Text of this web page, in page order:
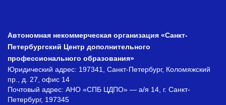
Автономная некоммерческая организация «Санкт-
Петербургский Центр дополнительного
профессионального образования»
Юридический адрес: 197341, Санкт-Петербург, Коломяжский
пр., д. 27, офис 14
Почтовый адрес: АНО «СПБ ЦДПО» — а/я 14, г. Санкт-
Петербург, 197345